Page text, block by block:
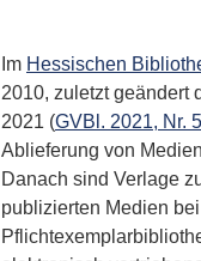
Im Hessischen
2010, zuletzt geändert
2021 (GVBl. 2021, Nr.
Ablieferung von
Danach sind Verlage
publizierten Medien